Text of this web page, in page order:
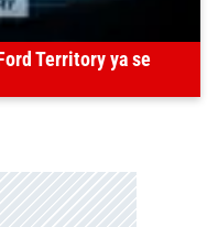
Territory ya se